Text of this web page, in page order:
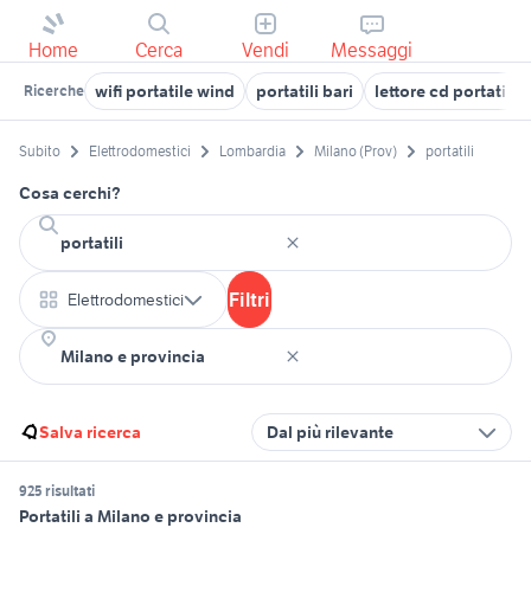
Home Cerca Vendi Messaggi
Ricerche wifi portatile wind portatili bari lettore cd portatile
Subito Elettrodomestici Lombardia Milano (Prov) portatili
Cosa cerchi?
Elettrodomestici Filtri
Salva ricerca Dal più rilevante
925 risultati
Portatili a Milano e provincia